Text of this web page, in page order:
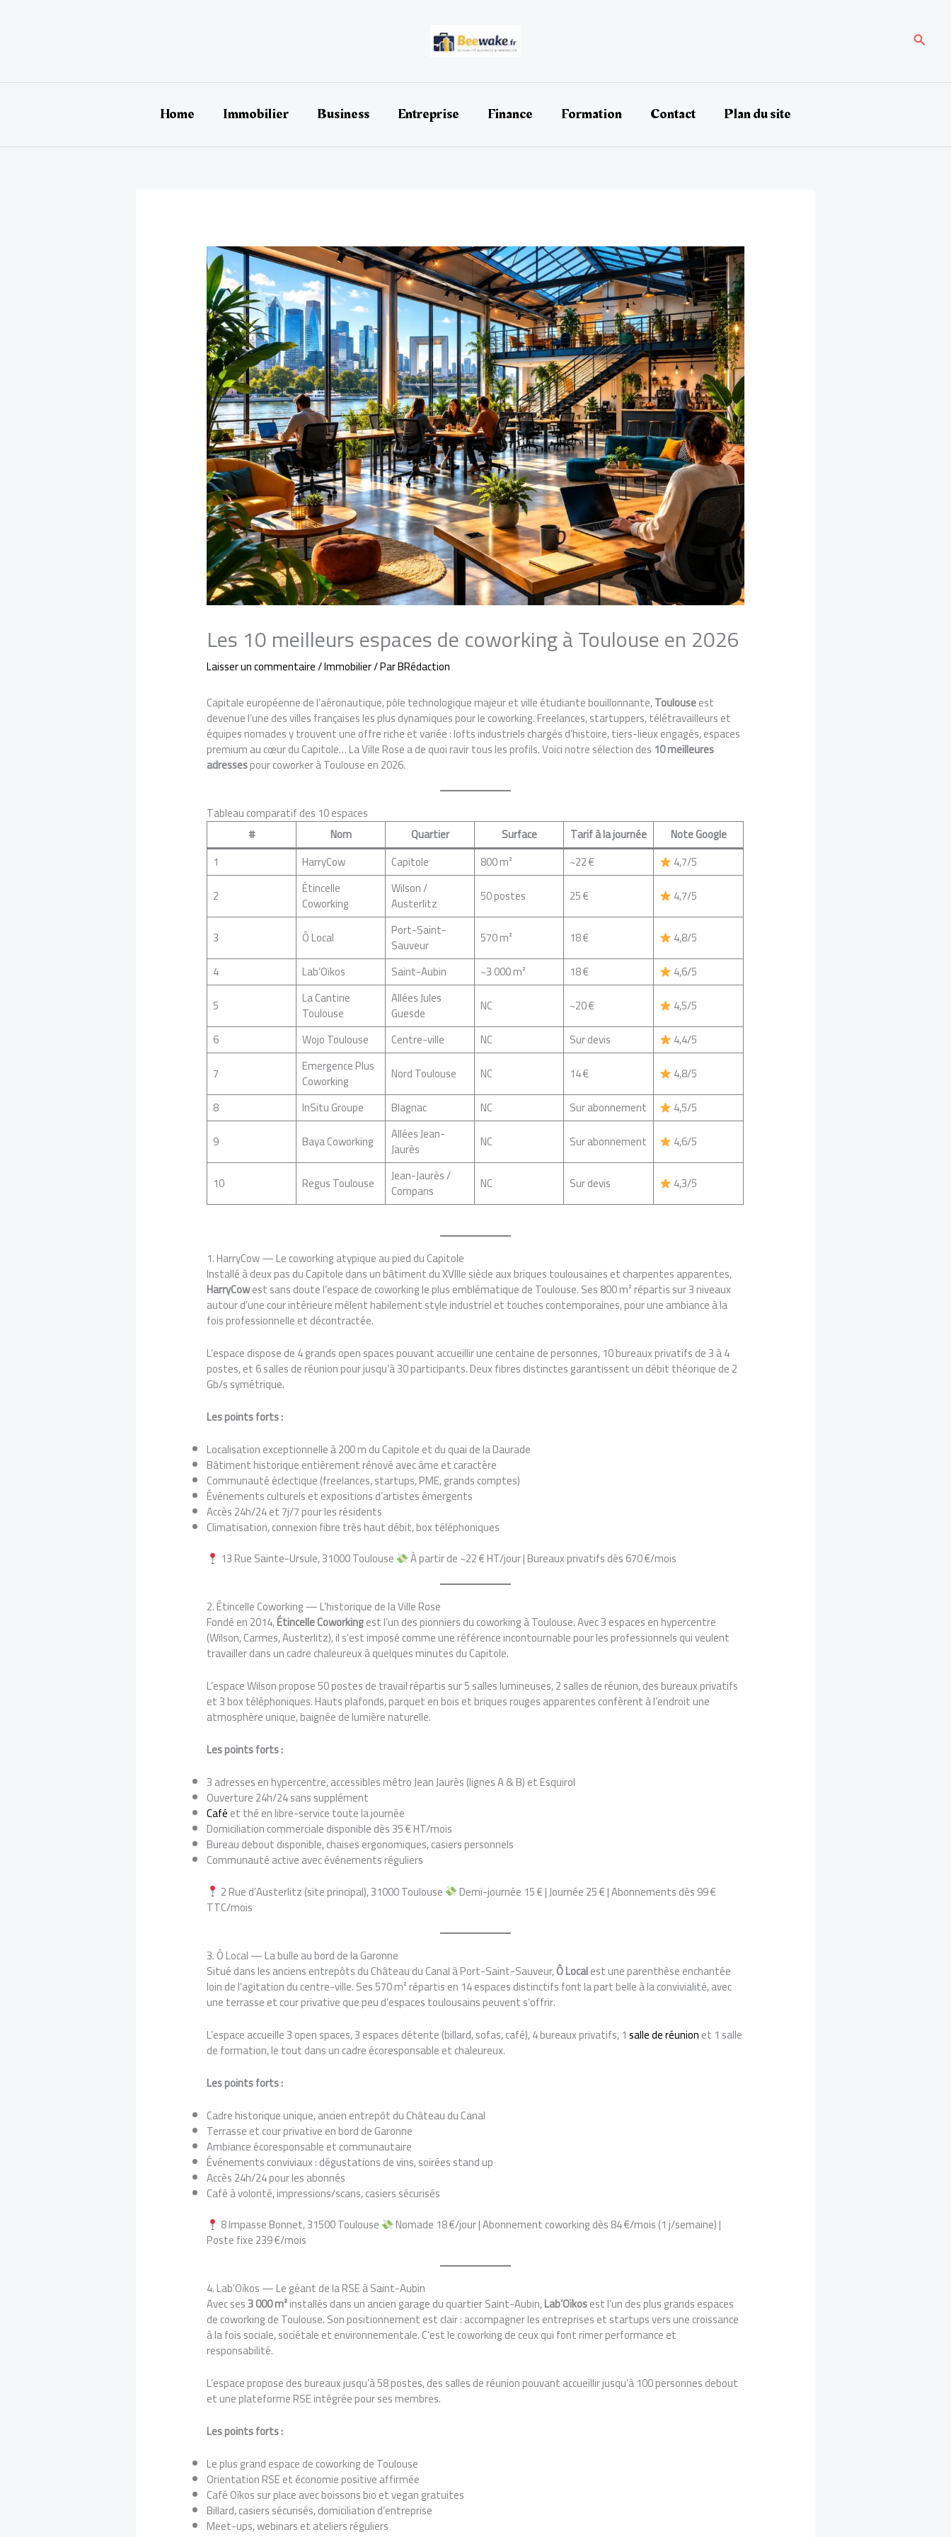
Home Immobilier Business Entreprise Finance Formation Contact Plan du site
Les 10 meilleurs espaces de coworking à Toulouse en 2026
Laisser un commentaire/Immobilier/ ParBRédaction
Capitale européenne de l’aéronautique, pôle technologique majeur et ville étudiante bouillonnante,Toulouseest
devenue l’une des villes françaises les plus dynamiques pour le coworking. Freelances, startuppers, télétravailleurs et
équipes nomades y trouvent une offre riche et variée : lofts industriels chargés d’histoire, tiers-lieux engagés, espaces
premium au cœur du Capitole… La Ville Rose a de quoi ravir tous les profils. Voici notre sélection des 10 meilleures
adressespour coworker à Toulouse en 2026.
Tableau comparatif des 10 espaces
#
Nom Quartier Surface Tarif à la journée
Note Google
1
HarryCow Capitole 800 m² ~22 €
4,7/5
2
Étincelle
Coworking
Wilson /
Austerlitz 50 postes 25 € 4,7/5
3 Ô Local Port-Saint-
Sauveur 570 m² 18 €
4,8/5
4
Lab’Oïkos Saint-Aubin ~3 000 m² 18 €
4,6/5
5
La Cantine
Toulouse
Allées Jules
Guesde NC ~20 €
4,5/5
6
Wojo Toulouse Centre-ville NC Sur devis
4,4/5
7
Emergence Plus
Coworking Nord Toulouse NC 14 €
4,8/5
8
InSitu Groupe Blagnac NC Sur abonnement
4,5/5
9
Baya Coworking Allées Jean-
Jaurès NC Sur abonnement 4,6/5
10 Regus Toulouse Jean-Jaurès /
Compans NC Sur devis 4,3/5
1. HarryCow — Le coworking atypique au pied du Capitole
Installé à deux pas du Capitole dans un bâtiment du XVIIIe siècle aux briques toulousaines et charpentes apparentes,
HarryCowest sans doute l’espace de coworking le plus emblématique de Toulouse. Ses 800 m² répartis sur 3 niveaux
autour d’une cour intérieure mêlent habilement style industriel et touches contemporaines, pour une ambiance à la
fois professionnelle et décontractée.
L’espace dispose de 4 grands open spaces pouvant accueillir une centaine de personnes, 10 bureaux privatifs de 3 à 4
postes, et 6 salles de réunion pour jusqu’à 30 participants. Deux fibres distinctes garantissent un débit théorique de 2
Gb/s symétrique.
Les points forts :
Localisation exceptionnelle à 200 m du Capitole et du quai de la Daurade
Bâtiment historique entièrement rénové avec âme et caractère
Communauté éclectique (freelances, startups, PME, grands comptes)
Événements culturels et expositions d’artistes émergents
Accès 24h/24 et 7j/7 pour les résidents
Climatisation, connexion fibre très haut débit, box téléphoniques
13 Rue Sainte-Ursule, 31000 Toulouse
À partir de ~22 € HT/jour | Bureaux privatifs dès 670 €/mois
2. Étincelle Coworking — L’historique de la Ville Rose
Fondé en 2014,Étincelle Coworkingest l’un des pionniers du coworking à Toulouse. Avec 3 espaces en hypercentre
(Wilson, Carmes, Austerlitz), il s’est imposé comme une référence incontournable pour les professionnels qui veulent
travailler dans un cadre chaleureux à quelques minutes du Capitole.
L’espace Wilson propose 50 postes de travail répartis sur 5 salles lumineuses, 2 salles de réunion, des bureaux privatifs
et 3 box téléphoniques. Hauts plafonds, parquet en bois et briques rouges apparentes confèrent à l’endroit une
atmosphère unique, baignée de lumière naturelle.
Les points forts :
3 adresses en hypercentre, accessibles métro Jean Jaurès (lignes A & B) et Esquirol
Ouverture 24h/24 sans supplément
Caféet thé en libre-service toute la journée
Domiciliation commerciale disponible dès 35 € HT/mois
Bureau debout disponible, chaises ergonomiques, casiers personnels
Communauté active avec événements réguliers
2 Rue d’Austerlitz (site principal), 31000 Toulouse
Demi-journée 15 € | Journée 25 € | Abonnements dès 99 €
TTC/mois
3. Ô Local — La bulle au bord de la Garonne
Situé dans les anciens entrepôts du Château du Canal à Port-Saint-Sauveur,Ô Localest une parenthèse enchantée
loin de l’agitation du centre-ville. Ses 570 m² répartis en 14 espaces distinctifs font la part belle à la convivialité, avec
une terrasse et cour privative que peu d’espaces toulousains peuvent s’offrir.
L’espace accueille 3 open spaces, 3 espaces détente (billard, sofas, café), 4 bureaux privatifs, 1salle de réunionet 1 salle
de formation, le tout dans un cadre écoresponsable et chaleureux.
Les points forts :
Cadre historique unique, ancien entrepôt du Château du Canal
Terrasse et cour privative en bord de Garonne
Ambiance écoresponsable et communautaire
Événements conviviaux : dégustations de vins, soirées stand up
Accès 24h/24 pour les abonnés
Café à volonté, impressions/scans, casiers sécurisés
8 Impasse Bonnet, 31500 Toulouse
Nomade 18 €/jour | Abonnement coworking dès 84 €/mois (1 j/semaine) |
Poste fixe 239 €/mois
4. Lab’Oïkos — Le géant de la RSE à Saint-Aubin
Avec ses3 000 m²installés dans un ancien garage du quartier Saint-Aubin,Lab’Oïkosest l’un des plus grands espaces
de coworking de Toulouse. Son positionnement est clair : accompagner les entreprises et startups vers une croissance
à la fois sociale, sociétale et environnementale. C’est le coworking de ceux qui font rimer performance et
responsabilité.
L’espace propose des bureaux jusqu’à 58 postes, des salles de réunion pouvant accueillir jusqu’à 100 personnes debout
et une plateforme RSE intégrée pour ses membres.
Les points forts :
Le plus grand espace de coworking de Toulouse
Orientation RSE et économie positive affirmée
Café Oïkos sur place avec boissons bio et vegan gratuites
Billard, casiers sécurisés, domiciliation d’entreprise
Meet-ups, webinars et ateliers réguliers